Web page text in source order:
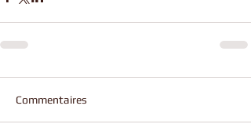
Commentaires